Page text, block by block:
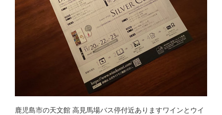
鹿児島市の天文館 高見馬場バス停付近ありますワインとウイ